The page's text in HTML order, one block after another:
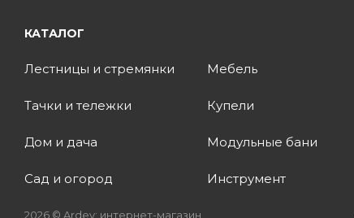
КАТАЛОГ
Лестницы и стремянки
Тачки и тележки
Дом и дача
Сад и огород
Мебель
Купели
Модульные бани
Инструмент
2026 © Ardey: интернет-магазин